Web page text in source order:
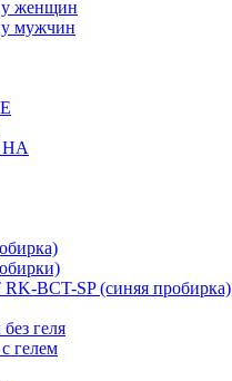
у женщин
у мужчин
HA
BCT-SP (синяя пробирка)
геля
гелем